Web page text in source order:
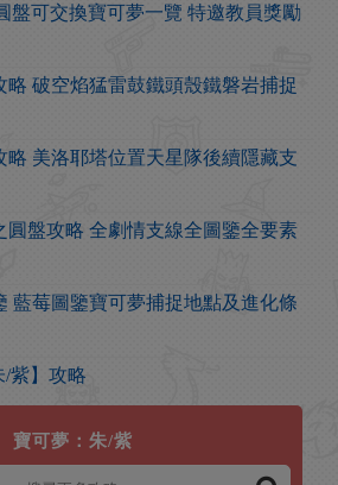
盤可交換寶可夢一覽 特邀教員獎勵
略 破空焰猛雷鼓鐵頭殼鐵磐岩捕捉
略 美洛耶塔位置天星隊後續隱藏支
圓盤攻略 全劇情支線全圖鑒全要素
藍莓圖鑒寶可夢捕捉地點及進化條
/紫】攻略
寶可夢：朱/紫